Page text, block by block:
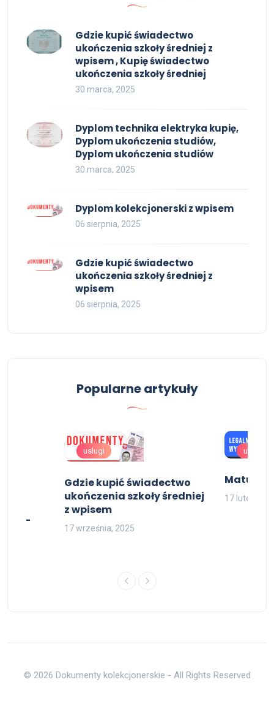
Gdzie kupić świadectwo
ukończenia szkoły średniej z
wpisem , Kupię świadectwo
ukończenia szkoły średniej
30 marca, 2025
Dyplom technika elektryka kupię,
Dyplom ukończenia studiów,
Dyplom ukończenia studiów
30 marca, 2025
Dyplom kolekcjonerski z wpisem
06 sierpnia, 2025
Gdzie kupić świadectwo
ukończenia szkoły średniej z
wpisem
06 sierpnia, 2025
Popularne artykuły
-
uslugi
Gdzie kupić świadectwo
ukończenia szkoły średniej
z wpisem
17 września, 2025
uslugi
Matura z
17 lutego,
© 2026 Dokumenty kolekcjonerskie - All Rights Reserved